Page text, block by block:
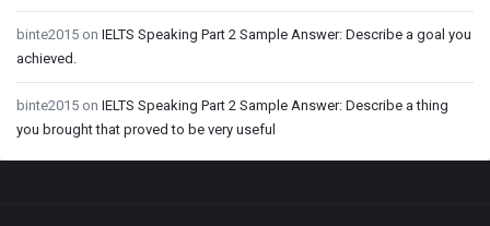
binte2015 on IELTS Speaking Part 2 Sample Answer: Describe a goal you
achieved.
binte2015 on IELTS Speaking Part 2 Sample Answer: Describe a thing
you brought that proved to be very useful